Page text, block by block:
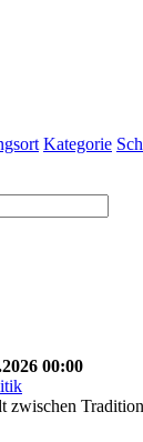
Kategorie
00:00
zwischen